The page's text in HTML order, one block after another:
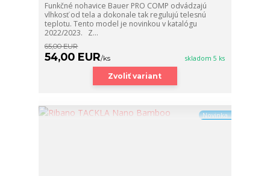
Funkčné nohavice Bauer PRO COMP odvádzajú
vlhkosť od tela a dokonale tak regulujú telesnú
teplotu. Tento model je novinkou v katalógu
2022/2023. Z...
65,00 EUR
54,00 EUR/ks skladom 5 ks
Zvoliť variant
Novinka